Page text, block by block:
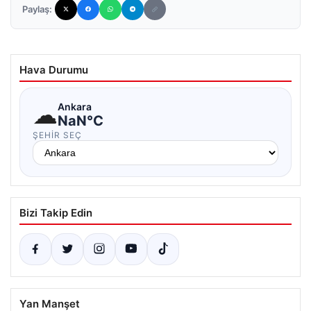
Paylaş:
Hava Durumu
☁Ankara
NaN°C
ŞEHIR SEÇ
Bizi Takip Edin
Yan Manşet